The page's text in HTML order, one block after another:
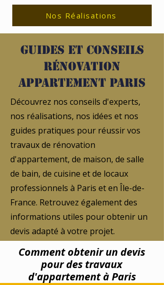
Nos Réalisations
Guides et conseils
rénovation
appartement Paris
Découvrez nos conseils d'experts,
nos réalisations, nos idées et nos
guides pratiques pour réussir vos
travaux de rénovation
d'appartement, de maison, de salle
de bain, de cuisine et de locaux
professionnels à Paris et en Île-de-
France. Retrouvez également des
informations utiles pour obtenir un
devis adapté à votre projet.
Comment obtenir un devis
pour des travaux
d'appartement à Paris